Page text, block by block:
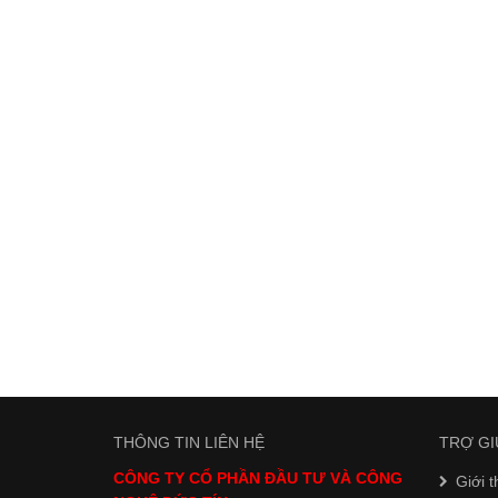
THÔNG TIN LIÊN HỆ
CÔNG TY CỔ PHẦN ĐẦU TƯ VÀ CÔNG
TRỢ
Giới